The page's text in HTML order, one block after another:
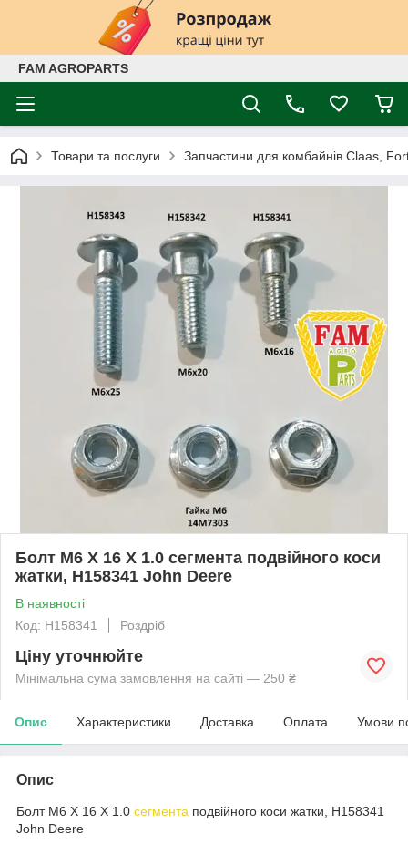
FAM AGROPARTS
Товари та послуги Запчастини для комбайнів Claas,
Болт M6 X 16 X 1.0 сегмента подвійного коси
жатки, H158341 John Deere
В наявності
Код: H158341
Роздріб
Ціну уточнюйте
Мінімальна сума замовлення на сайті — 250 ₴
Опис Характеристики Доставка Оплата Умови
Опис
Болт M6 X 16 X 1.0 сегмента подвійного коси жатки, H158341
John Deere